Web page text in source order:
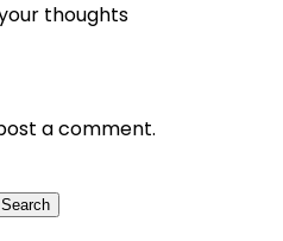
thoughts
a comment.
Search